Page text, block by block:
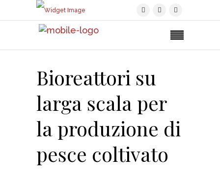
Bioreattori su
larga scala per
la produzione di
pesce coltivato